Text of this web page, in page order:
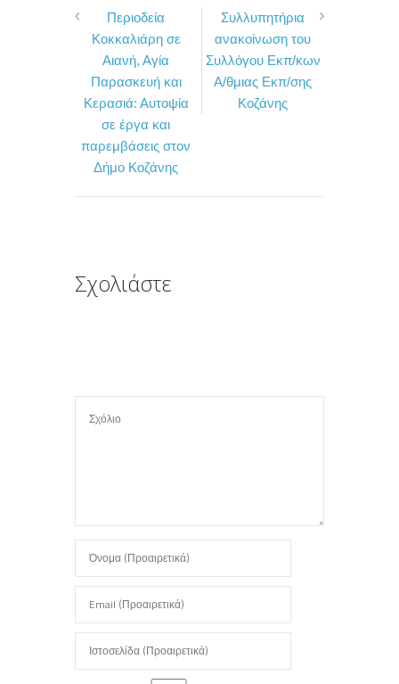
c
e
b
o
o
k
i
t
t
e
r
ρ
α
σ
ε
Περιοδεία
Κοκκαλιάρη σε
Αιανή, Αγία
Παρασκευή και
Κερασιά: Αυτοψία
σε έργα και
παρεμβάσεις στον
Δήμο Κοζάνης
Συλλυπητήρια
ανακοίνωση του
Συλλόγου Εκπ/κων
Α/θμιας Εκπ/σης
Κοζάνης
Σχολιάστε